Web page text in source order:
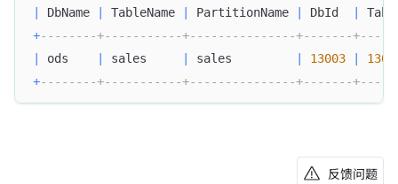
DbName TableName PartitionName DbId
+--------+-----------+---------------+-------
ods sales sales 13003
+--------+-----------+---------------+-------
反馈问题